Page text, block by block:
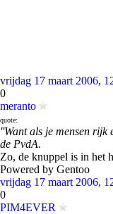
vrijdag 17 maart 2006,
0
meranto
quote:
''Want als je mensen rijk
de PvdA.
Zo, de knuppel is in het
Powered by Gentoo
vrijdag 17 maart 2006,
0
PIM4EVER